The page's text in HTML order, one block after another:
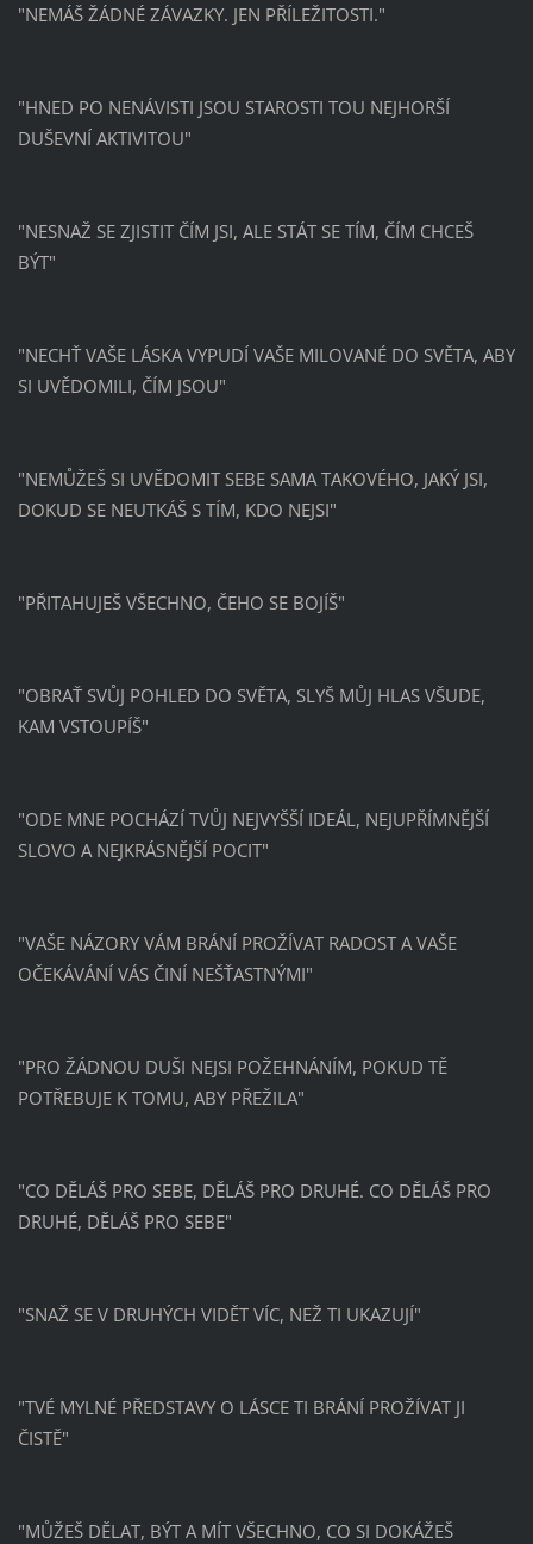
"NEMÁŠ ŽÁDNÉ ZÁVAZKY. JEN PŘÍLEŽITOSTI."
"HNED PO NENÁVISTI JSOU STAROSTI TOU NEJHORŠÍ
DUŠEVNÍ AKTIVITOU"
"NESNAŽ SE ZJISTIT ČÍM JSI, ALE STÁT SE TÍM, ČÍM CHCEŠ
BÝT"
"NECHŤ VAŠE LÁSKA VYPUDÍ VAŠE MILOVANÉ DO SVĚTA, ABY
SI UVĚDOMILI, ČÍM JSOU"
"NEMŮŽEŠ SI UVĚDOMIT SEBE SAMA TAKOVÉHO, JAKÝ JSI,
DOKUD SE NEUTKÁŠ S TÍM, KDO NEJSI"
"PŘITAHUJEŠ VŠECHNO, ČEHO SE BOJÍŠ"
"OBRAŤ SVŮJ POHLED DO SVĚTA, SLYŠ MŮJ HLAS VŠUDE,
KAM VSTOUPÍŠ"
"ODE MNE POCHÁZÍ TVŮJ NEJVYŠŠÍ IDEÁL, NEJUPŘÍMNĚJŠÍ
SLOVO A NEJKRÁSNĚJŠÍ POCIT"
"VAŠE NÁZORY VÁM BRÁNÍ PROŽÍVAT RADOST A VAŠE
OČEKÁVÁNÍ VÁS ČINÍ NEŠŤASTNÝMI"
"PRO ŽÁDNOU DUŠI NEJSI POŽEHNÁNÍM, POKUD TĚ
POTŘEBUJE K TOMU, ABY PŘEŽILA"
"CO DĚLÁŠ PRO SEBE, DĚLÁŠ PRO DRUHÉ. CO DĚLÁŠ PRO
DRUHÉ, DĚLÁŠ PRO SEBE"
"SNAŽ SE V DRUHÝCH VIDĚT VÍC, NEŽ TI UKAZUJÍ"
"TVÉ MYLNÉ PŘEDSTAVY O LÁSCE TI BRÁNÍ PROŽÍVAT JI
ČISTĚ"
"MŮŽEŠ DĚLAT, BÝT A MÍT VŠECHNO, CO SI DOKÁŽEŠ